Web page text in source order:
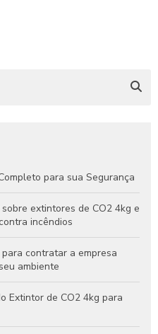
para sua Segurança
extintores de CO2 4kg e
incêndios
contratar a empresa
ambiente
Extintor de CO2 4kg para